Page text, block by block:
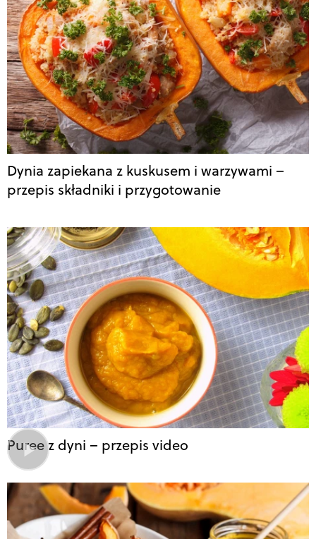
Dynia zapiekana z kuskusem i warzywami –
przepis składniki i przygotowanie
Puree z dyni – przepis video